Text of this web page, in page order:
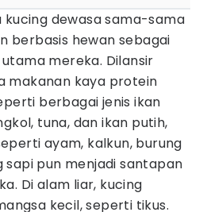
kucing dewasa sama-sama
berbasis hewan sebagai
mereka. Dilansir
makanan kaya protein
berbagai jenis ikan
tuna, dan ikan putih,
ayam, kalkun, burung
sapi pun menjadi santapan
Di alam liar, kucing
kecil, seperti tikus.